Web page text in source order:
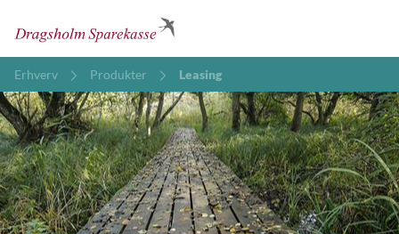
Erhverv Produkter Leasing